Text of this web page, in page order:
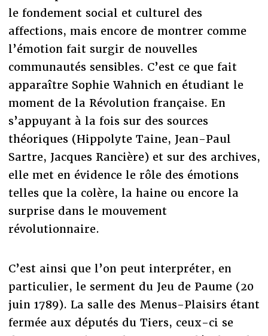
le fondement social et culturel des
affections, mais encore de montrer comme
l’émotion fait surgir de nouvelles
communautés sensibles. C’est ce que fait
apparaître Sophie Wahnich en étudiant le
moment de la Révolution française. En
s’appuyant à la fois sur des sources
théoriques (Hippolyte Taine, Jean-Paul
Sartre, Jacques Rancière) et sur des archives,
elle met en évidence le rôle des émotions
telles que la colère, la haine ou encore la
surprise dans le mouvement
révolutionnaire.
C’est ainsi que l’on peut interpréter, en
particulier, le serment du Jeu de Paume (20
juin 1789). La salle des Menus-Plaisirs étant
fermée aux députés du Tiers, ceux-ci se